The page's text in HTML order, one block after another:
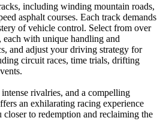
including winding mountain roads,
asphalt courses. Each track demands
of vehicle control. Select from over
each with unique handling and
and adjust your driving strategy for
circuit races, time trials, drifting
rivalries, and a compelling
an exhilarating racing experience
to redemption and reclaiming the